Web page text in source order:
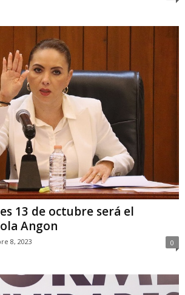
13 de octubre será el
Angon
8, 2023 0